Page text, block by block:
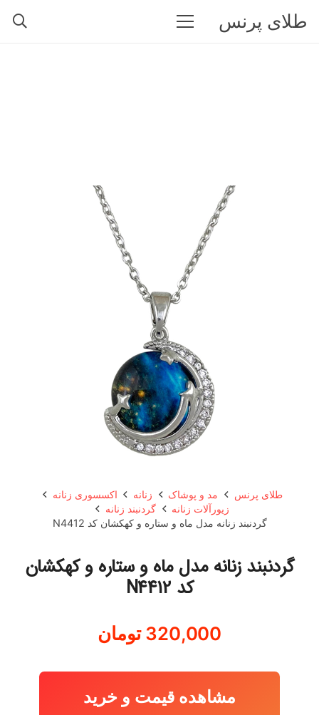
طلای پرنس
طلای پرنس مد و پوشاک زنانه
اکسسوری زنانه
زیورآلات زنانه
گردنبند زنانه
گردنبند زنانه مدل ماه و ستاره و کهکشان کد N4412
گردنبند زنانه مدل ماه و ستاره و کهکشان
کد N4412
320,000 تومان
مشاهده قیمت و خرید